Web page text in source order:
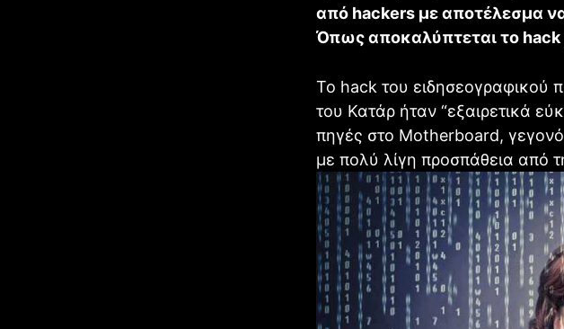
από hackers με αποτέλεσμα
Όπως αποκαλύπτεται το hack
Το hack του ειδησεογραφικού
του Κατάρ ήταν “εξαιρετικά
πηγές στo Motherboard,
με πολύ λίγη προσπάθεια από